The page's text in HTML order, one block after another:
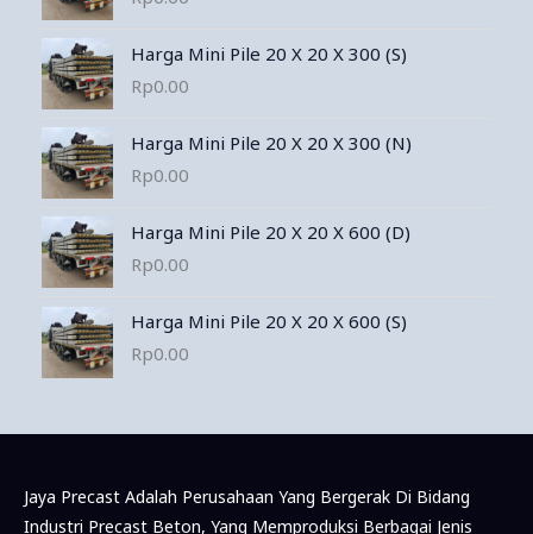
Harga Mini Pile 20 X 20 X 300 (S)
Rp0.00
Harga Mini Pile 20 X 20 X 300 (N)
Rp0.00
Harga Mini Pile 20 X 20 X 600 (D)
Rp0.00
Harga Mini Pile 20 X 20 X 600 (S)
Rp0.00
Jaya Precast Adalah Perusahaan Yang Bergerak Di Bidang
Industri Precast Beton, Yang Memproduksi Berbagai Jenis